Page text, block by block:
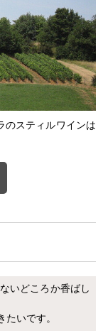
のスティルワインは
いどころか香ばし
いです。